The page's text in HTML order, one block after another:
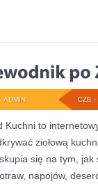
CZE -
ADMIN
Kuchni to
ziołową
się na tym, jak
napojów,